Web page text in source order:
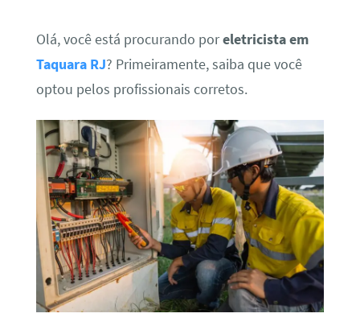
Olá, você está procurando poreletricista em
Taquara RJ? Primeiramente, saiba que você
optou pelos profissionais corretos.